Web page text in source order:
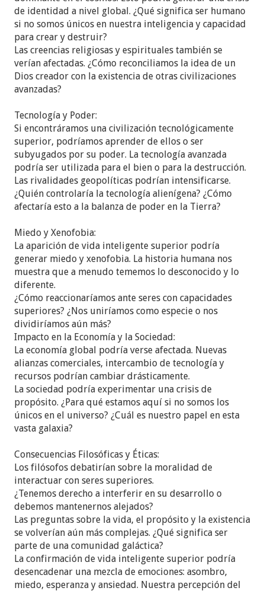
de identidad a nivel global. ¿Qué significa ser humano
si no somos únicos en nuestra inteligencia y capacidad
para crear y destruir?
Las creencias religiosas y espirituales también se
verían afectadas. ¿Cómo reconciliamos la idea de un
Dios creador con la existencia de otras civilizaciones
avanzadas?
Tecnología y Poder:
Si encontráramos una civilización tecnológicamente
superior, podríamos aprender de ellos o ser
subyugados por su poder. La tecnología avanzada
podría ser utilizada para el bien o para la destrucción.
Las rivalidades geopolíticas podrían intensificarse.
¿Quién controlaría la tecnología alienígena? ¿Cómo
afectaría esto a la balanza de poder en la Tierra?
Miedo y Xenofobia:
La aparición de vida inteligente superior podría
generar miedo y xenofobia. La historia humana nos
muestra que a menudo tememos lo desconocido y lo
diferente.
¿Cómo reaccionaríamos ante seres con capacidades
superiores? ¿Nos uniríamos como especie o nos
dividiríamos aún más?
Impacto en la Economía y la Sociedad:
La economía global podría verse afectada. Nuevas
alianzas comerciales, intercambio de tecnología y
recursos podrían cambiar drásticamente.
La sociedad podría experimentar una crisis de
propósito. ¿Para qué estamos aquí si no somos los
únicos en el universo? ¿Cuál es nuestro papel en esta
vasta galaxia?
Consecuencias Filosóficas y Éticas:
Los filósofos debatirían sobre la moralidad de
interactuar con seres superiores.
¿Tenemos derecho a interferir en su desarrollo o
debemos mantenernos alejados?
Las preguntas sobre la vida, el propósito y la existencia
se volverían aún más complejas. ¿Qué significa ser
parte de una comunidad galáctica?
La confirmación de vida inteligente superior podría
desencadenar una mezcla de emociones: asombro,
miedo, esperanza y ansiedad. Nuestra percepción del